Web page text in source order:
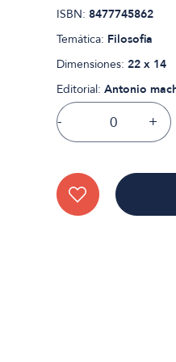
ISBN: 8477745862
Temática: Filosofia
Dimensiones: 22 x 14
Editorial: Antonio
- +